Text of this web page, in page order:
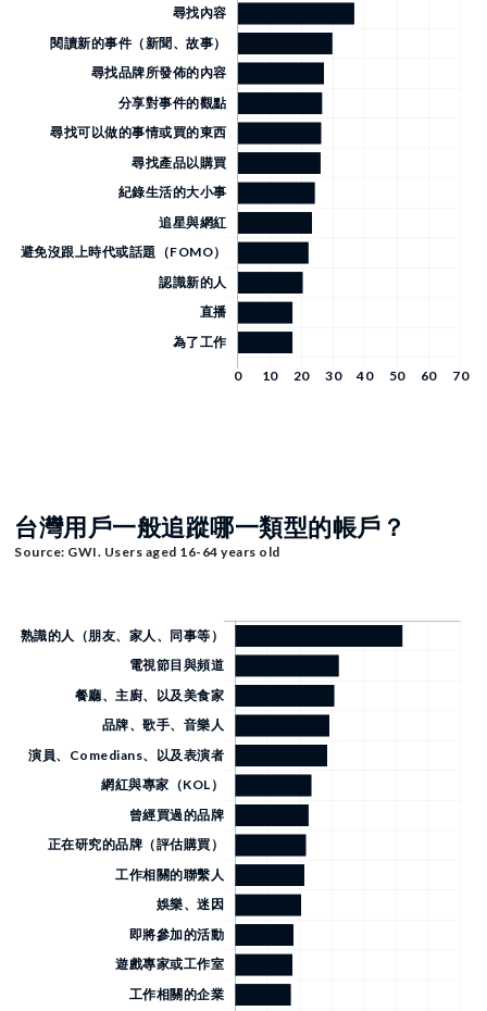
台灣用戶一般追蹤哪一類型的帳戶？
Source: GWI. Users aged 16-64 years old